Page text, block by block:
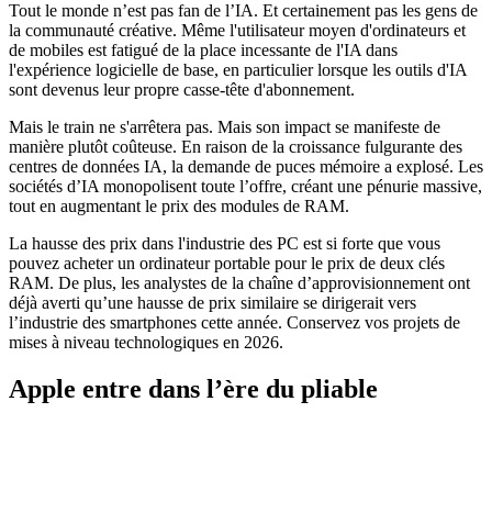
Tout le monde n’est pas fan de l’IA. Et certainement pas les gens de
la communauté créative. Même l'utilisateur moyen d'ordinateurs et
de mobiles est fatigué de la place incessante de l'IA dans
l'expérience logicielle de base, en particulier lorsque les outils d'IA
sont devenus leur propre casse-tête d'abonnement.
Mais le train ne s'arrêtera pas. Mais son impact se manifeste de
manière plutôt coûteuse. En raison de la croissance fulgurante des
centres de données IA, la demande de puces mémoire a explosé. Les
sociétés d’IA monopolisent toute l’offre, créant une pénurie massive,
tout en augmentant le prix des modules de RAM.
La hausse des prix dans l'industrie des PC est si forte que vous
pouvez acheter un ordinateur portable pour le prix de deux clés
RAM. De plus, les analystes de la chaîne d’approvisionnement ont
déjà averti qu’une hausse de prix similaire se dirigerait vers
l’industrie des smartphones cette année. Conservez vos projets de
mises à niveau technologiques en 2026.
Apple entre dans l’ère du pliable